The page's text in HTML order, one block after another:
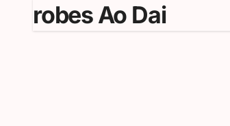
robes Ao Dai